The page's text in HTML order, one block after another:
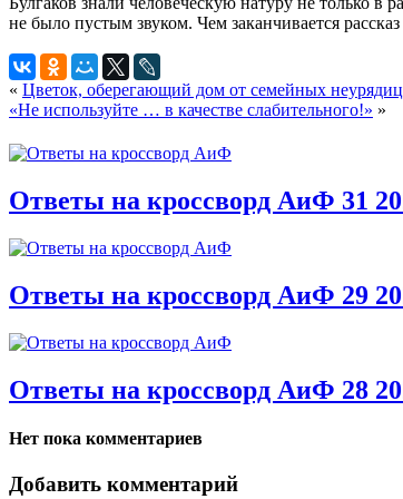
не было пустым звуком. Чем заканчивается
« Цветок, оберегающий дом от семейных неурядиц
«Не используйте … в качестве слабительного!» »
Ответы на кроссворд АиФ 31
Ответы на кроссворд АиФ 29
Ответы на кроссворд АиФ 28
Нет пока комментариев
Добавить комментарий